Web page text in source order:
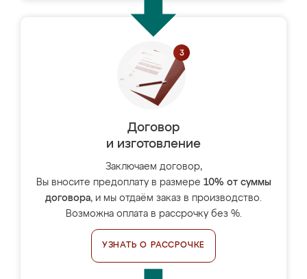
Договор
и изготовление
Заключаем договор,
Вы вносите предоплату в размере 10% от суммы
договора, и мы отдаём заказ в производство.
Возможна оплата в рассрочку без %.
УЗНАТЬ О РАССРОЧКЕ